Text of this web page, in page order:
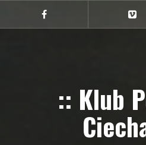
treści
Ciechan
na
na
:: Klub